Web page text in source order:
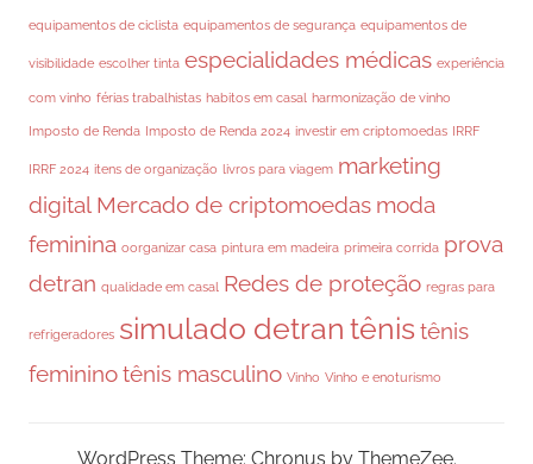
equipamentos de ciclista equipamentos de segurança equipamentos de
visibilidade escolher tinta especialidades médicas experiência
com vinho férias trabalhistas habitos em casal harmonização de vinho
Imposto de Renda Imposto de Renda 2024 investir em criptomoedas IRRF
IRRF 2024 itens de organização livros para viagem marketing
digital Mercado de criptomoedas moda
feminina oorganizar casa pintura em madeira primeira corrida prova
detran qualidade em casal Redes de proteção regras para
refrigeradores simulado detran tênis tênis
femininotênis masculino Vinho Vinho e enoturismo
WordPress Theme: Chronus by ThemeZee.